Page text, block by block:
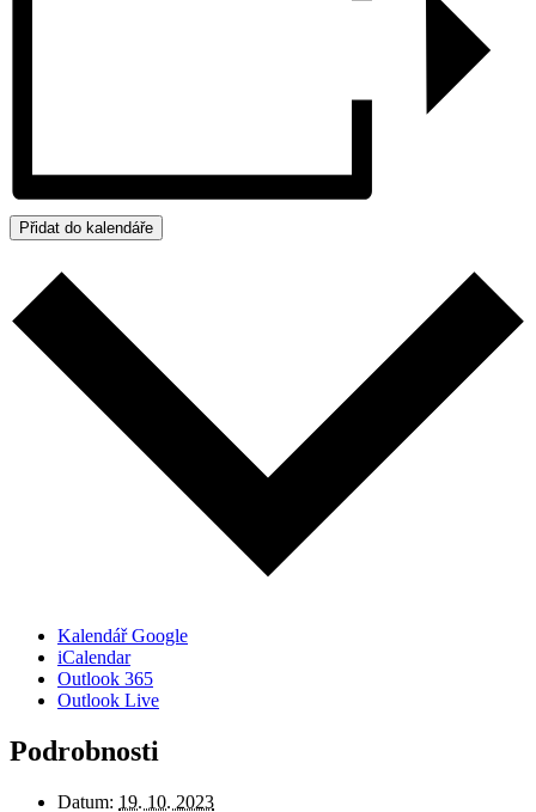
Přidat do kalendáře
Kalendář Google
iCalendar
Outlook 365
Outlook Live
Podrobnosti
Datum: 19. 10. 2023